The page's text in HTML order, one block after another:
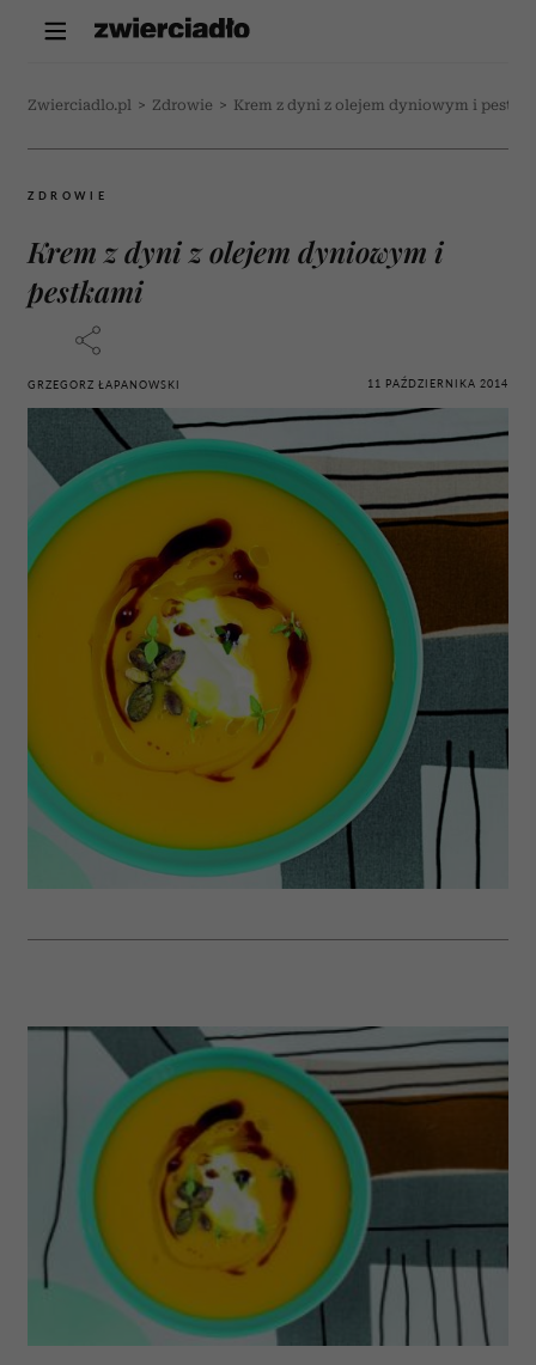
Zwierciadlo.pl > Zdrowie > Krem z dyni z olejem dyniowym i
ZDROWIE
Krem z dyni z olejem dyniowym i
pestkami
GRZEGORZ ŁAPANOWSKI 11 PAŹDZIERNIKA 2014